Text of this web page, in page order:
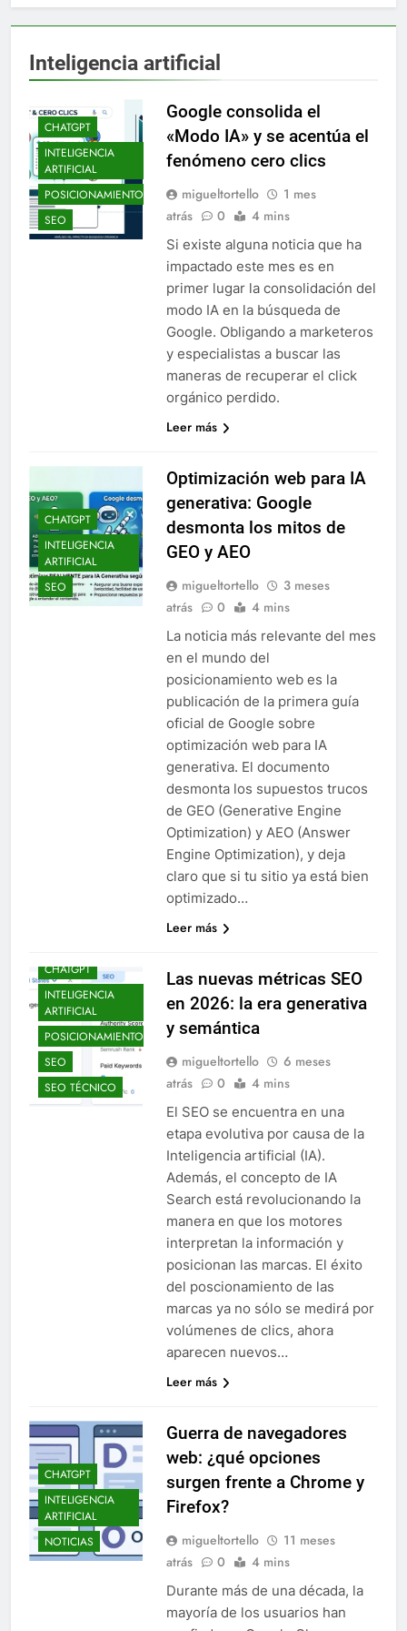
Inteligencia artificial
CHATGPT
INTELIGENCIA
ARTIFICIAL
POSICIONAMIENTO
SEO
Google consolida el
«Modo IA» y se acentúa el
fenómeno cero clics
migueltortello
1 mes
atrás
0 4 mins
Si existe alguna noticia que ha
impactado este mes es en
primer lugar la consolidación del
modo IA en la búsqueda de
Google. Obligando a marketeros
y especialistas a buscar las
maneras de recuperar el click
orgánico perdido.
Leer más
CHATGPT
INTELIGENCIA
ARTIFICIAL
SEO
Optimización web para IA
generativa: Google
desmonta los mitos de
GEO y AEO
migueltortello
3 meses
atrás
0 4 mins
La noticia más relevante del mes
en el mundo del
posicionamiento web es la
publicación de la primera guía
oficial de Google sobre
optimización web para IA
generativa. El documento
desmonta los supuestos trucos
de GEO (Generative Engine
Optimization) y AEO (Answer
Engine Optimization), y deja
claro que si tu sitio ya está bien
optimizado…
Leer más
CHATGPT
INTELIGENCIA
ARTIFICIAL
POSICIONAMIENTO
SEO
SEO TÉCNICO
Las nuevas métricas SEO
en 2026: la era generativa
y semántica
migueltortello
6 meses
atrás
0 4 mins
El SEO se encuentra en una
etapa evolutiva por causa de la
Inteligencia artificial (IA).
Además, el concepto de IA
Search está revolucionando la
manera en que los motores
interpretan la información y
posicionan las marcas. El éxito
del poscionamiento de las
marcas ya no sólo se medirá por
volúmenes de clics, ahora
aparecen nuevos…
Leer más
CHATGPT
INTELIGENCIA
ARTIFICIAL
NOTICIAS
Guerra de navegadores
web: ¿qué opciones
surgen frente a Chrome y
Firefox?
migueltortello
11 meses
atrás
0 4 mins
Durante más de una década, la
mayoría de los usuarios han